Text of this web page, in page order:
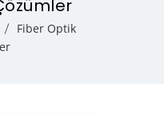
Fiber Optik